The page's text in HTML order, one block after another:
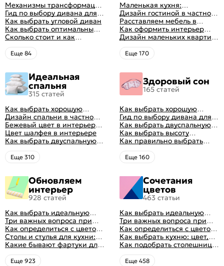
Механизмы трансформации
диванов: все виды,
особенности, плюсы и
минусы
Гид по выбору дивана для
сна
Как выбрать угловой диван
Как выбрать оптимальный
цвет стен в гостиной: 50
фото и идей оформления
Сколько стоит и как
перетянуть диван
Eще 84
Маленькая кухня:
планировка, стили, цвет и
рисунок, реальные фото
Дизайн гостиной в частном
доме: 50 вариантов с фото
Расставляем мебель в
гостиной: главные правила
рациональной планировки
Как оформить интерьер
однокомнатной квартиры:
47 классных идей с фото
Дизайн маленьких квартир:
10 идей для дизайна
интерьера с фото
Eще 170
Идеальная
спальня
315 статей
Как выбрать хорошую
кровать для сна
Дизайн спальни в частном
доме: множество идей
оформления идеальных
интерьеров
Бежевый цвет в интерьере
спальни 2024, 40 красивых
интерьеров с фото
Цвет шалфея в интерьере
Как выбрать двуспальную
кровать и матрас
правильно: советы и фото в
интерьере
Eще 310
Здоровый сон
165 статей
Как выбрать хорошую
кровать для сна
Гид по выбору дивана для
сна
Как выбрать двуспальную
кровать и матрас
правильно: советы и фото в
интерьере
Как выбрать высоту
матраса
Как правильно выбрать
ортопедический матрас
Eще 160
Обновляем
интерьер
928 статей
Как выбрать идеальную
планировку для кухни
Три важных вопроса при
выборе кухни: готовка,
посуда, комфорт
Как определиться с цветом
кухни: светлые, темные,
яркие
Столы и стулья для кухни:
советы по выбору
Какие бывают фартуки для
кухни: как правильно
выбрать
Eще 923
Сочетания
цветов
463 статьи
Как выбрать идеальную
планировку для кухни
Три важных вопроса при
выборе кухни: готовка,
посуда, комфорт
Как определиться с цветом
кухни: светлые, темные,
яркие
Как выбрать кухню: цвет,
планировка, аксессуары
Как подобрать столешницу
для кухни по цвету
Eще 458